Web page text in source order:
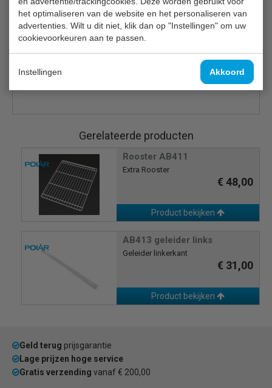
het optimaliseren van de website en het personaliseren van
advertenties. Wilt u dit niet, klik dan op "Instellingen" om uw
cookievoorkeuren aan te passen.
Instellingen Akkoord
Automatische, natuurlijke ontdooiing
Volautomatische controller met digitaal display
Gebruiksintensiteit: Gemiddeld gebruik: dit apparaat
omgevingstemperatuur tot 30°C en geschikt voor de
meeste professionele keukens
Gerelateerde producten
Rooster AB411
Extra Rooster
€ 48,00
Product bekijken
AB413 geleider links
Geleider linkerkant
€ 31,00
Product bekijken
Geld terug prijsgarantie
Lage prijzen hoge service
Gratis verzending vanaf € 200,00